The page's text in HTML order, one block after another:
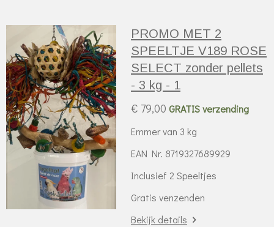
PROMO MET 2
SPEELTJE V189 ROSE
SELECT zonder pellets
- 3 kg - 1
€ 79,00 GRATIS verzending
Emmer van 3 kg
EAN Nr. 8719327689929
Inclusief 2 Speeltjes
Gratis venzenden
Bekijk details